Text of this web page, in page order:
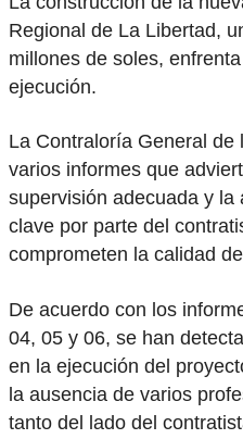
Regional de La Libertad,
millones de soles,
ejecución.
La Contraloría General de
varios informes que
supervisión adecuada y
clave por parte del
comprometen la calidad
De acuerdo con los
04, 05 y 06, se han
en la ejecución del
la ausencia de varios
tanto del lado del